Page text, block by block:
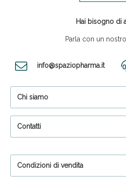
Hai bisogno di
Parla con un
info@spaziopharma.it
Chi siamo
Contatti
Condizioni di vendita